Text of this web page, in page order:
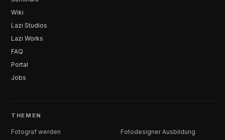
Wiki
Lazi Studios
Lazi Works
FAQ
Portal
Jobs
THEMEN
Fotograf werden
Fotodesigner Ausbildung